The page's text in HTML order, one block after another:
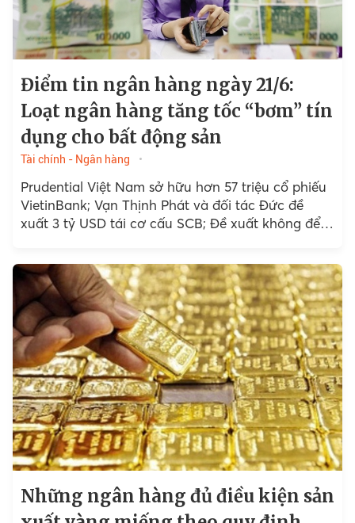
Điểm tin ngân hàng ngày 21/6:
Loạt ngân hàng tăng tốc “bơm” tín
dụng cho bất động sản
Tài chính - Ngân hàng
Prudential Việt Nam sở hữu hơn 57 triệu cổ phiếu
VietinBank; Vạn Thịnh Phát và đối tác Đức đề
xuất 3 tỷ USD tái cơ cấu SCB; Đề xuất không để
Những ngân hàng đủ điều kiện sản